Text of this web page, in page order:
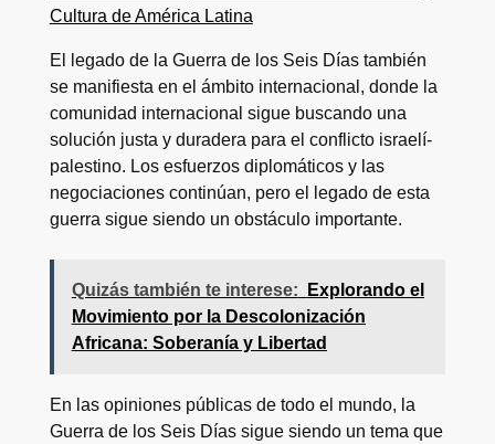
Cultura de América Latina
El legado de la Guerra de los Seis Días también
se manifiesta en el ámbito internacional, donde la
comunidad internacional sigue buscando una
solución justa y duradera para el conflicto israelí-
palestino. Los esfuerzos diplomáticos y las
negociaciones continúan, pero el legado de esta
guerra sigue siendo un obstáculo importante.
Quizás también te interese:
Explorando el
Movimiento por la Descolonización
Africana: Soberanía y Libertad
En las opiniones públicas de todo el mundo, la
Guerra de los Seis Días sigue siendo un tema que